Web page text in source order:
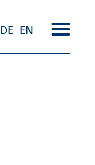
DE EN